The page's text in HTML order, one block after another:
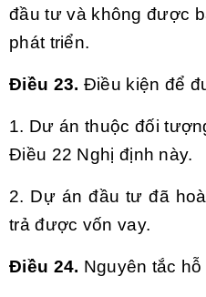
đầu tư và không được
phát triển.
Điều 23. Điều kiện để
1. Dư án thuộc đối
Điều 22 Nghị định này.
2. Dự án đầu tư đã
trả được vốn vay.
Điều 24. Nguyên tắc